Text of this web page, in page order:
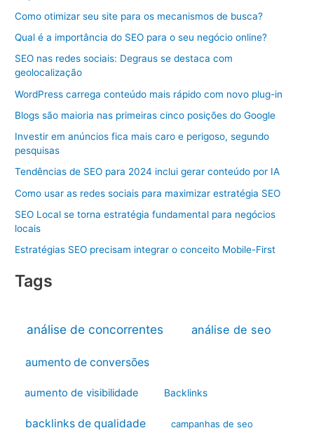
Como otimizar seu site para os mecanismos de busca?
Qual é a importância do SEO para o seu negócio online?
SEO nas redes sociais: Degraus se destaca com
geolocalização
WordPress carrega conteúdo mais rápido com novo plug-in
Blogs são maioria nas primeiras cinco posições do Google
Investir em anúncios fica mais caro e perigoso, segundo
pesquisas
Tendências de SEO para 2024 inclui gerar conteúdo por IA
Como usar as redes sociais para maximizar estratégia SEO
SEO Local se torna estratégia fundamental para negócios
locais
Estratégias SEO precisam integrar o conceito Mobile-First
Tags
análise de concorrentes análise de seo
aumento de conversões
aumento de visibilidade Backlinks
backlinks de qualidade campanhas de seo